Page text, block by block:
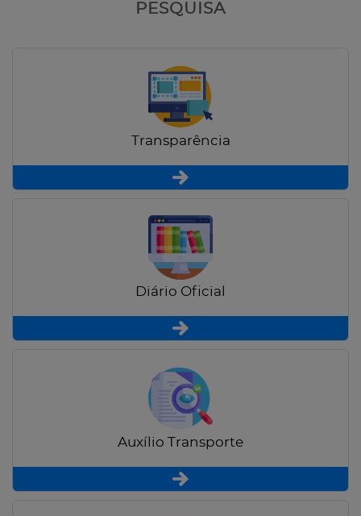
PESQUISA
Transparência
Diário Oficial
Auxílio Transporte